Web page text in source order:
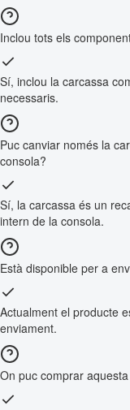
Inclou tots els
Sí, inclou la carcassa
necessaris.
Puc canviar només la
consola?
Sí, la carcassa és un
intern de la consola.
Està disponible per a
Actualment el producte
enviament.
On puc comprar